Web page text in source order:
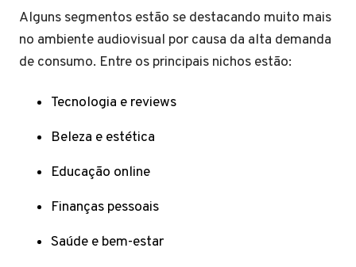
Alguns segmentos estão se destacando muito mais
no ambiente audiovisual por causa da alta demanda
de consumo. Entre os principais nichos estão:
Tecnologia e reviews
Beleza e estética
Educação online
Finanças pessoais
Saúde e bem-estar